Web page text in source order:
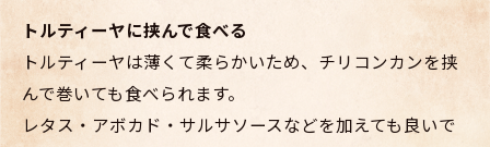
トルティーヤに挟んで食べる
トルティーヤは薄くて柔らかいため、チリコンカンを挟
んで巻いても食べられます。
レタス・アボカド・サルサソースなどを加えても良いで